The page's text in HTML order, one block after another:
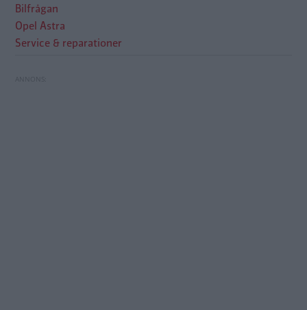
Bilfrågan
Opel Astra
Service & reparationer